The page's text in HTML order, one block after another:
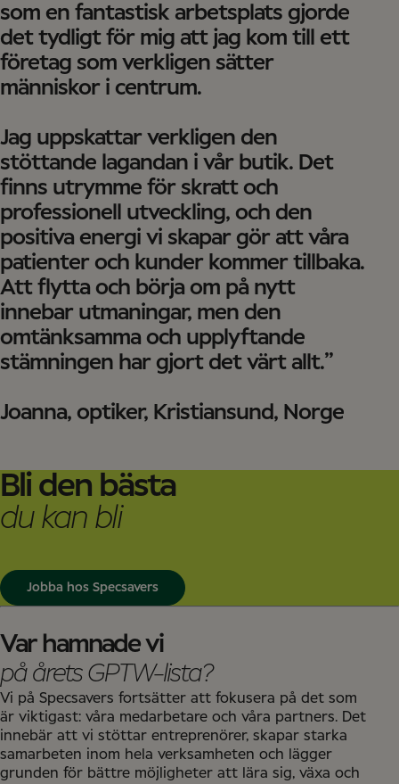
som en fantastisk arbetsplats gjorde
det tydligt för mig att jag kom till ett
företag som verkligen sätter
människor i centrum.
Jag uppskattar verkligen den
stöttande lagandan i vår butik. Det
finns utrymme för skratt och
professionell utveckling, och den
positiva energi vi skapar gör att våra
patienter och kunder kommer tillbaka.
Att flytta och börja om på nytt
innebar utmaningar, men den
omtänksamma och upplyftande
stämningen har gjort det värt allt.”
Joanna, optiker, Kristiansund, Norge
Bli den bästa
du kan bli
Jobba hos Specsavers
Var hamnade vi
på årets GPTW-lista?
Vi på Specsavers fortsätter att fokusera på det som
är viktigast: våra medarbetare och våra partners. Det
innebär att vi stöttar entreprenörer, skapar starka
samarbeten inom hela verksamheten och lägger
grunden för bättre möjligheter att lära sig, växa och